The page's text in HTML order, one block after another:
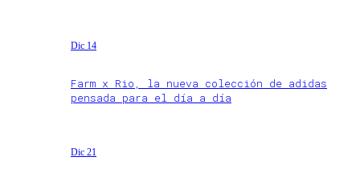
Dic 14
Farm x Rio, la nueva colección de adidas
pensada para el día a día
Dic 21